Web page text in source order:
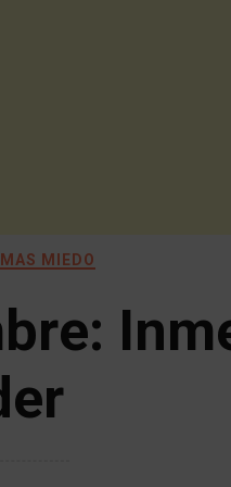
MIEDO